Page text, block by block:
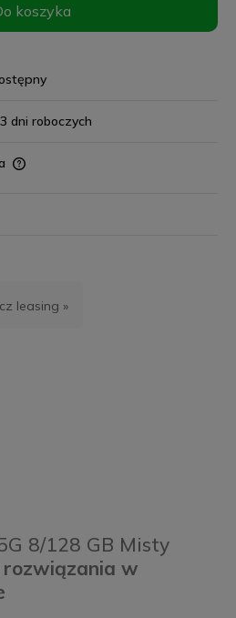
koszyka
dni roboczych
leasing »
8/128 GB Misty
w